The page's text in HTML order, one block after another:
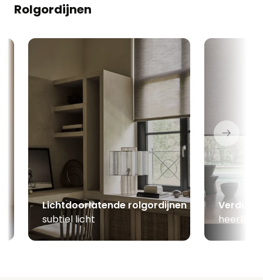
Rolgordijnen
Lichtdoorlatende rolgordijnen
subtiel licht
heerlijk